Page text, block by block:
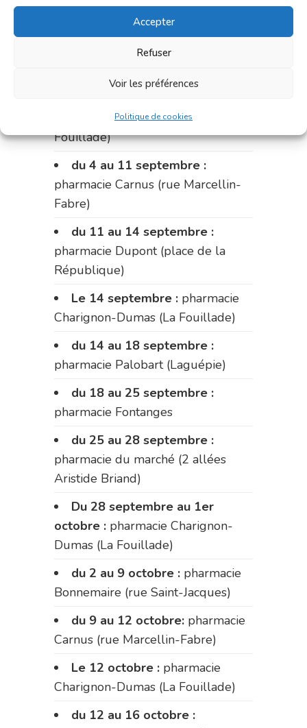
Accepter
Refuser
Voir les préférences
Politique de cookies
du 21 au 28 août :pharmacie
Dupont (place de la République)
du 28 au 31 août :
pharmacie Charignon-Dumas (La
Fouillade)
du 4 au 11 septembre :
pharmacie Carnus (rue Marcellin-
Fabre)
du 11 au 14 septembre :
pharmacie Dupont (place de la
République)
Le 14 septembre : pharmacie
Charignon-Dumas (La Fouillade)
du 14 au 18 septembre :
pharmacie Palobart (Laguépie)
du 18 au 25 septembre :
pharmacie Fontanges
du 25 au 28 septembre :
pharmacie du marché (2 allées
Aristide Briand)
Du 28 septembre au 1er
octobre : pharmacie Charignon-
Dumas (La Fouillade)
du 2 au 9 octobre : pharmacie
Bonnemaire (rue Saint-Jacques)
du 9 au 12 octobre: pharmacie
Carnus (rue Marcellin-Fabre)
Le 12 octobre : pharmacie
Charignon-Dumas (La Fouillade)
du 12 au 16 octobre :